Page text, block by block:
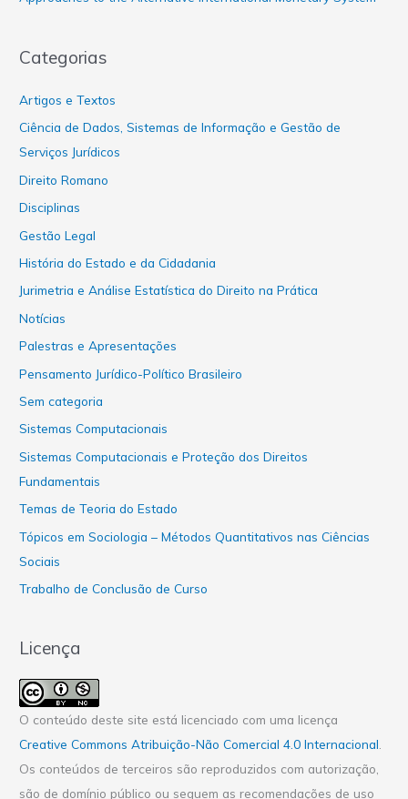
Categorias
Artigos e Textos
Ciência de Dados, Sistemas de Informação e Gestão de
Serviços Jurídicos
Direito Romano
Disciplinas
Gestão Legal
História do Estado e da Cidadania
Jurimetria e Análise Estatística do Direito na Prática
Notícias
Palestras e Apresentações
Pensamento Jurídico-Político Brasileiro
Sem categoria
Sistemas Computacionais
Sistemas Computacionais e Proteção dos Direitos
Fundamentais
Temas de Teoria do Estado
Tópicos em Sociologia – Métodos Quantitativos nas Ciências
Sociais
Trabalho de Conclusão de Curso
Licença
O conteúdo deste site está licenciado com uma licença
Creative Commons Atribuição-Não Comercial 4.0 Internacional
Os conteúdos de terceiros são reproduzidos com autorização,
são de domínio público ou seguem as recomendações de uso